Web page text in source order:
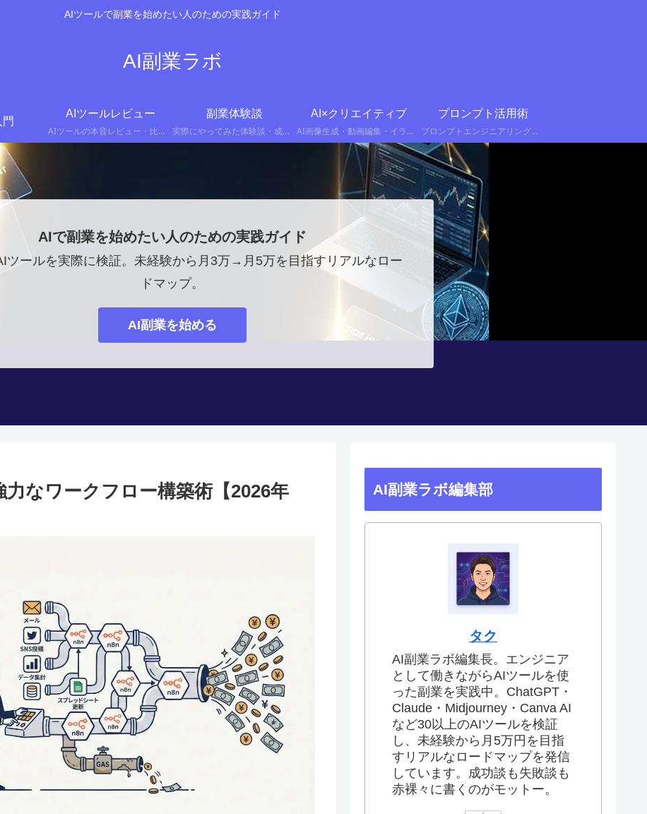
AIツールで副業を始めたい人のための実践ガイド
AI副業ラボ
AIツールレビュー
AIツールの本音レビュー・比較記事
副業体験談
実際にやってみた体験談・成功/失敗談
AI×クリエイティブ
AI画像生成・動画編集・イラスト販売
プロンプト活用術
プロンプトエンジニアリング・書き方のコツ
AIで副業を始めたい人のための実践ガイド
ツールを実際に検証。未経験から月3万→月5万を目指すリアルなロー
ドマップ。
AI副業を始める
なワークフロー構築術【2026年
AI副業ラボ編集部
タク
AI副業ラボ編集長。エンジニア
として働きながらAIツールを使
った副業を実践中。ChatGPT・
Claude・Midjourney・Canva AI
など30以上のAIツールを検証
し、未経験から月5万円を目指
すリアルなロードマップを発信
しています。成功談も失敗談も
赤裸々に書くのがモットー。